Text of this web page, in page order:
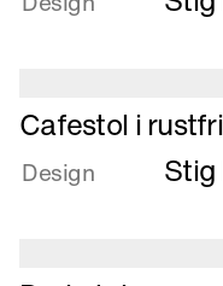
stål
Læs
mere
om
Cafestol i
Design Stig